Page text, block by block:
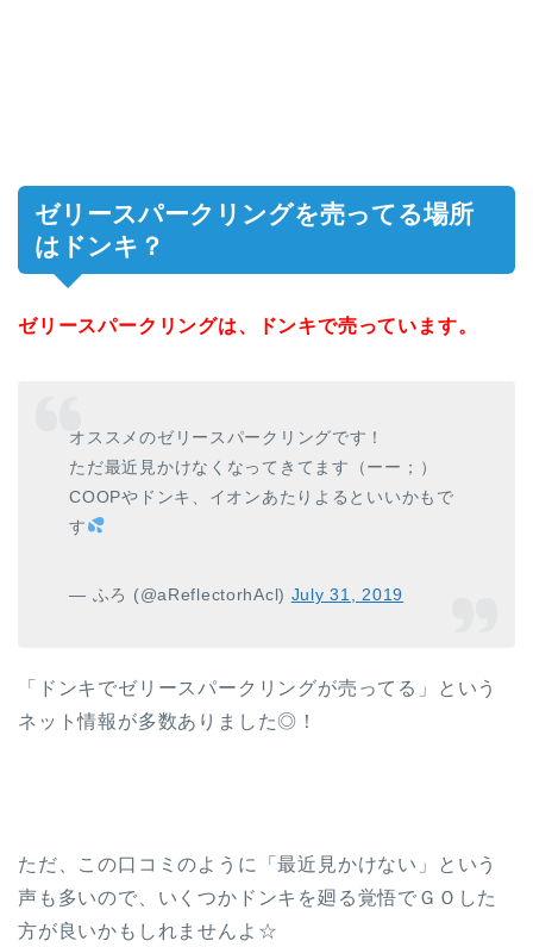
ゼリースパークリングを売ってる場所
はドンキ？
ゼリースパークリングは、ドンキで売っています。
オススメのゼリースパークリングです！
ただ最近見かけなくなってきてます（ーー；）
COOPやドンキ、イオンあたりよるといいかもで
す
— ふろ (@aReflectorhAcl) July 31, 2019
「ドンキでゼリースパークリングが売ってる」という
ネット情報が多数ありました◎！
ただ、この口コミのように「最近見かけない」という
声も多いので、いくつかドンキを廻る覚悟でＧＯした
方が良いかもしれませんよ☆